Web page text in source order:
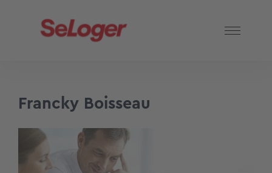
Francky Boisseau